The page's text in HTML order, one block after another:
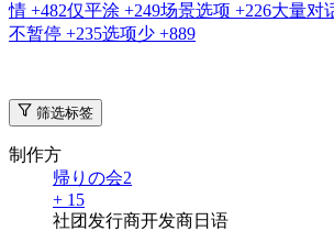
情 +482仅平涂 +249场景选项 +226大量对
不暂停 +235选项少 +889
筛选标签
制作方
帰りの会2
+ 15
社团 发行商开发商日语